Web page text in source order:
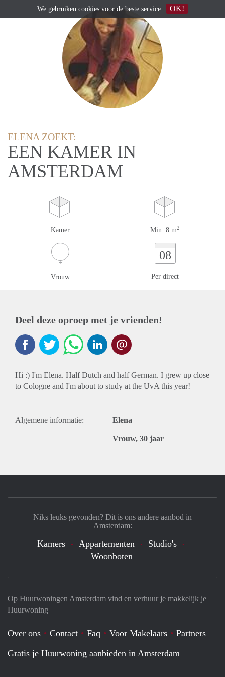
ELENA ZOEKT:
EEN KAMER IN
AMSTERDAM
Kamer Min. 8 m2
Vrouw
08
Per direct
Deel deze oproep met je vrienden!
Hi :) I'm Elena. Half Dutch and half German. I grew up close
to Cologne and I'm about to study at the UvA this year!
Algemene informatie: Elena
Vrouw, 30 jaar
Op Huurwoningen Amsterdam vind en verhuur je makkelijk je
Huurwoning
Over ons Contact Faq Voor Makelaars
Partners
Gratis je Huurwoning aanbieden in Amsterdam
Niks leuks gevonden? Dit is ons andere aanbod in
Amsterdam:
Kamers Appartementen
Studio's
Woonboten
We gebruiken cookies voor de beste service OK!